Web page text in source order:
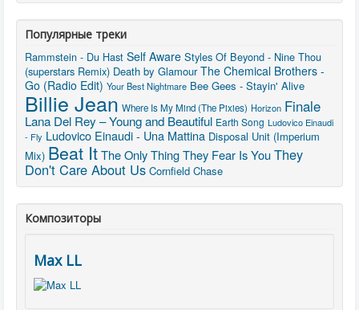
Популярные треки
Rammstein - Du Hast Self Aware Styles Of Beyond - Nine Thou
(superstars Remix) Death by Glamour The Chemical Brothers -
Go (Radio Edit) Your Best Nightmare Bee Gees - Stayin' Alive
Billie Jean Where Is My Mind (The Pixies) Horizon Finale
Lana Del Rey – Young and Beautiful Earth Song Ludovico Einaudi
- Fly Ludovico Einaudi - Una Mattina Disposal Unit (Imperium
Mix) Beat ItThe Only Thing They Fear Is YouThey
Don't Care About Us Cornfield Chase
Композиторы
Max LL